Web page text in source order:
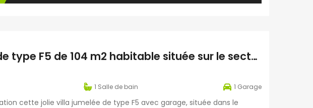
À louer une villa jumelée de type F5 de 104 m2 habitable située sur le secteur de Domenjod Sainte Clothilde Réunion
1 Salle de bain 1 Garage
cette jolie villa jumelée de type F5 avec garage, située dans le